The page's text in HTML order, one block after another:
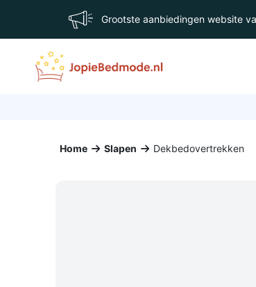
Grootste aanbiedingen website
Home Slapen Dekbedovertrekken